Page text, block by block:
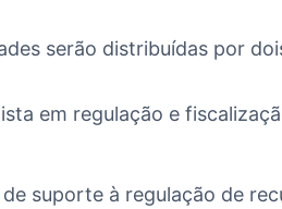
serão distribuídas por
em regulação e
suporte à regulação de